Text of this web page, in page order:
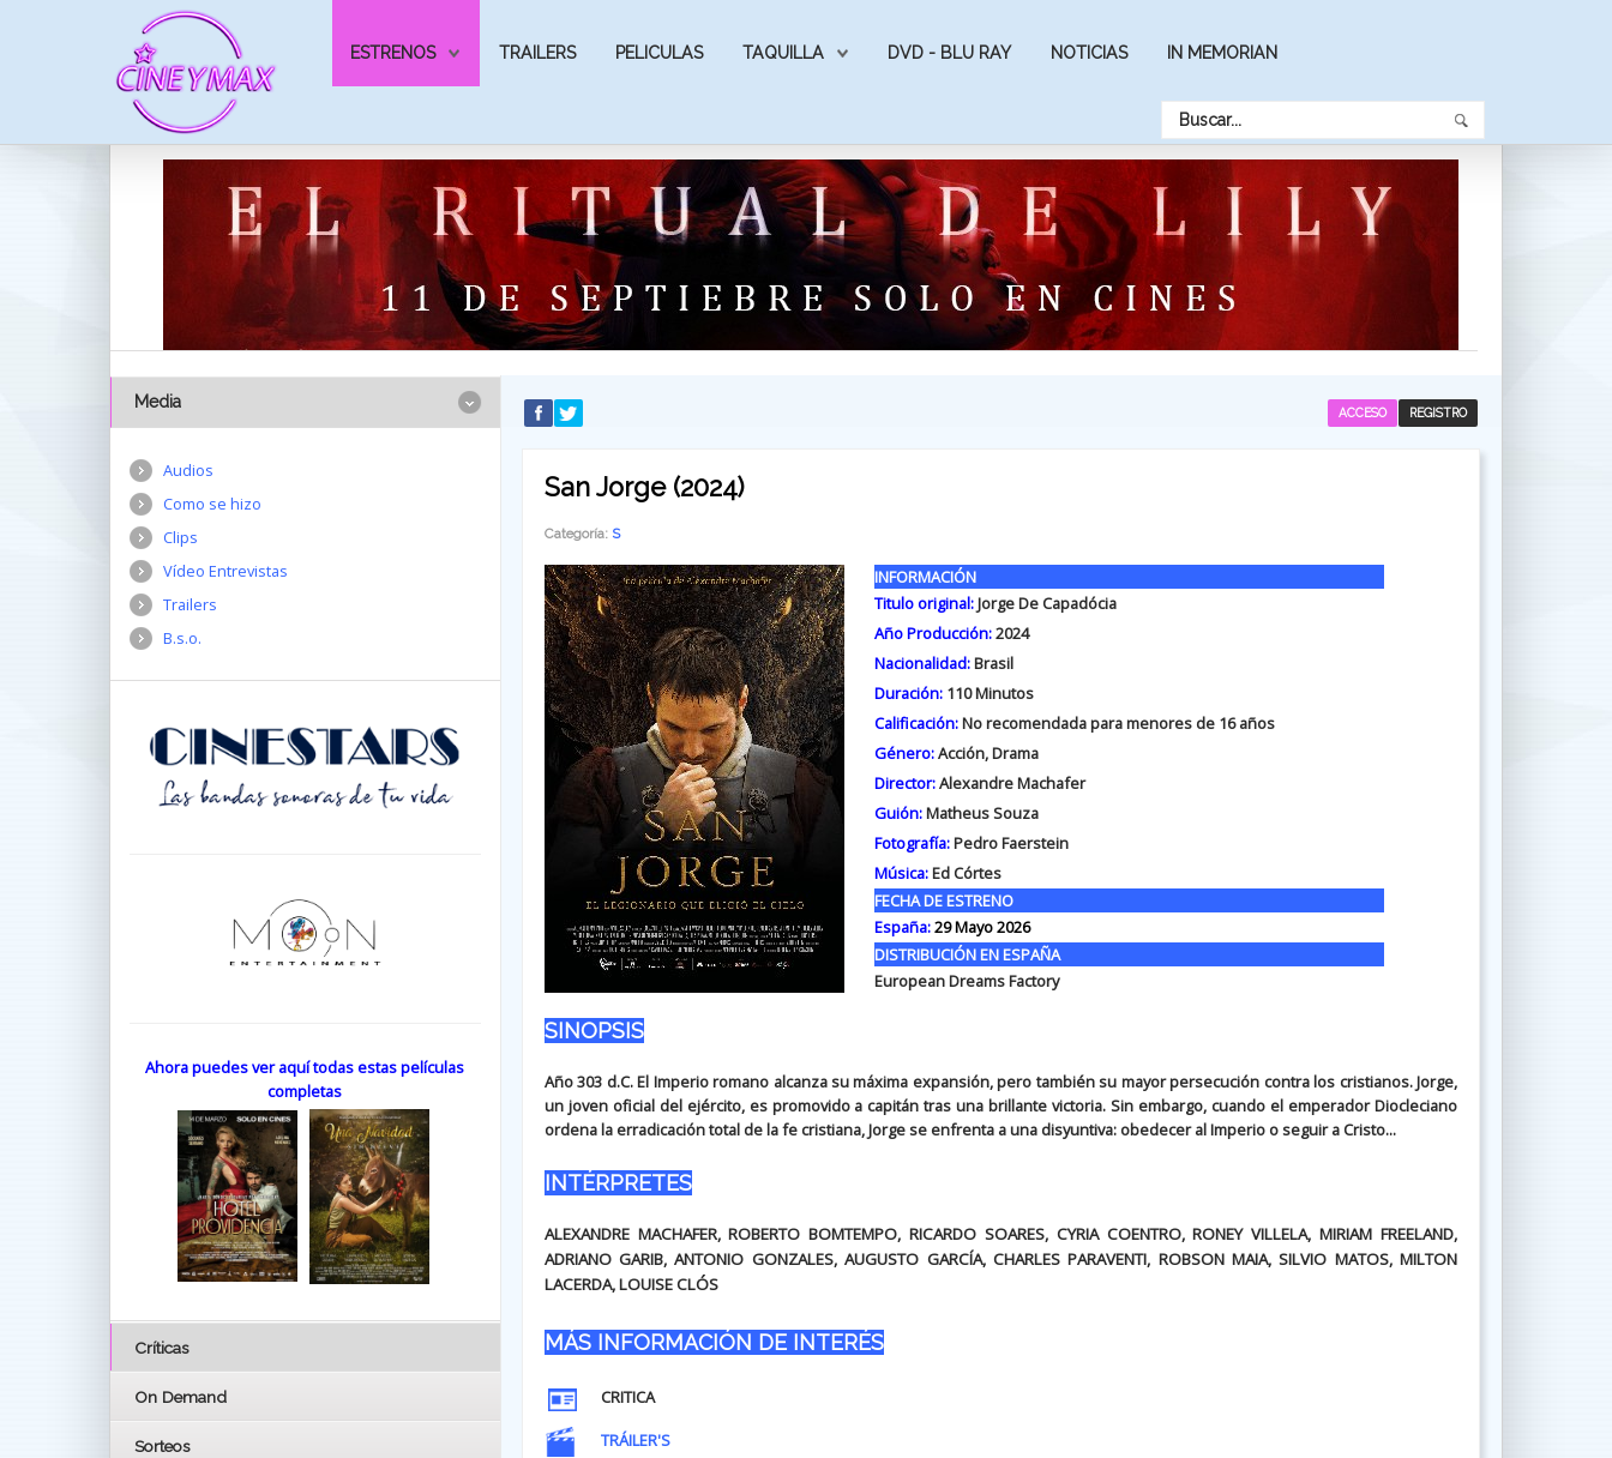
ESTRENOS TRAILERS PELICULAS TAQUILLA DVD - BLU RAY NOTICIAS IN MEMORIAN
REGISTRO
ACCESO
San Jorge (2024)
Categoría: S
INFORMACIÓN
Titulo original:Jorge De Capadócia
Año Producción:2024
Nacionalidad:Brasil
Duración:110Minutos
Calificación:No recomendada para menores de 16 años
Género:Acción, Drama
Director:Alexandre Machafer
Guión:Matheus Souza
Fotografía:Pedro Faerstein
Música:Ed Córtes
FECHA DE ESTRENO
España:29 Mayo 2026
DISTRIBUCIÓN EN ESPAÑA
European Dreams Factory
SINOPSIS
Año 303 d.C. El Imperio romano alcanza su máxima expansión, pero también su mayor persecución contra los cristianos. Jorge,
un joven oficial del ejército, es promovido a capitán tras una brillante victoria. Sin embargo, cuando el emperador Diocleciano
ordena la erradicación total de la fe cristiana, Jorge se enfrenta a una disyuntiva: obedecer al Imperio o seguir a Cristo...
INTÉRPRETES
ALEXANDRE MACHAFER, ROBERTO BOMTEMPO, RICARDO SOARES, CYRIA COENTRO, RONEY VILLELA, MIRIAM FREELAND,
ADRIANO GARIB, ANTONIO GONZALES, AUGUSTO GARCÍA, CHARLES PARAVENTI, ROBSON MAIA, SILVIO MATOS, MILTON
LACERDA, LOUISE CLÓS
MÁS INFORMACIÓN DE INTERÉS
CRITICA
TRÁILER'S
Media
Audios
Como se hizo
Clips
Vídeo Entrevistas
Trailers
B.s.o.
Ahora puedes ver aquí todas estas películas
completas
Críticas
On Demand
Sorteos